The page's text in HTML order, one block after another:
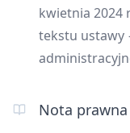
kwietnia 2024
tekstu ustawy
Nota prawna